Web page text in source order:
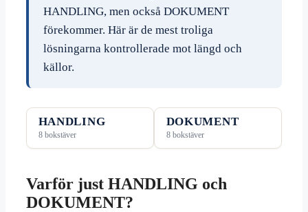
HANDLING, men också DOKUMENT
förekommer. Här är de mest troliga
lösningarna kontrollerade mot längd och
källor.
HANDLING
8 bokstäver
DOKUMENT
8 bokstäver
Varför just HANDLING och
DOKUMENT?